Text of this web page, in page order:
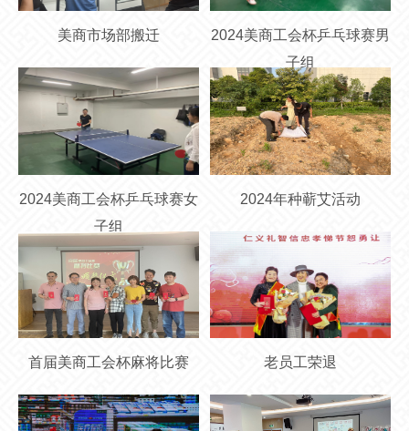
美商市场部搬迁
2024美商工会杯乒乓球赛男
子组
2024美商工会杯乒乓球赛女
子组
2024年种蕲艾活动
首届美商工会杯麻将比赛 老员工荣退